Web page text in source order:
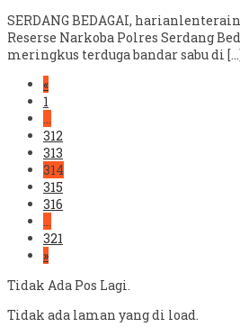
SERDANG BEDAGAI,
Reserse Narkoba Polres Serdang
meringkus terduga bandar sabu di […]
«
1
…
312
313
314
315
316
…
321
»
Tidak Ada Pos Lagi.
Tidak ada laman yang di load.